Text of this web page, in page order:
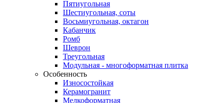
Пятиугольная
Шестиугольная, соты
Восьмиугольная, октагон
Кабанчик
Ромб
Шеврон
Треугольная
Модульная - многоформатная плитка
Особенность
Износостойкая
Керамогранит
Мелкоформатная